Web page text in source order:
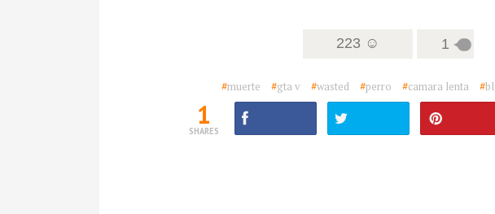
223 ☺ 1
#muerte #gta v #wasted #perro #camara lenta #
1
SHARES